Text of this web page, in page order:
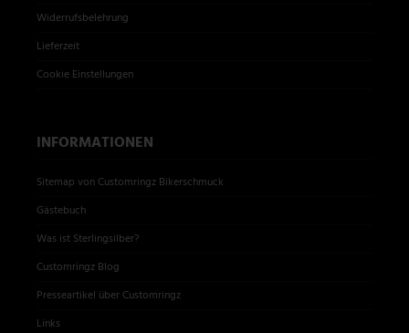
Widerrufsbelehrung
Lieferzeit
Cookie Einstellungen
INFORMATIONEN
Sitemap von Customringz Bikerschmuck
Gästebuch
Was ist Sterlingsilber?
Customringz Blog
Presseartikel über Customringz
Links